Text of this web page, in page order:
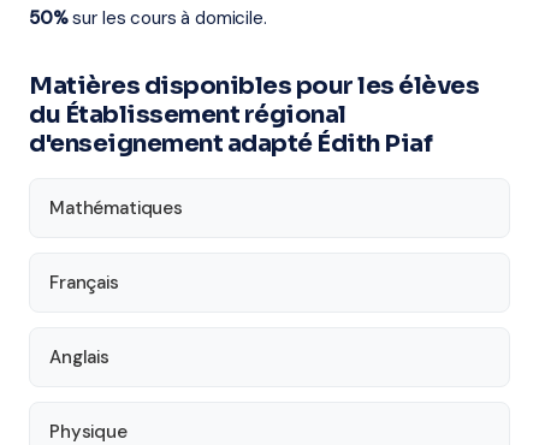
50%sur les cours à domicile.
Matières disponibles pour les élèves
du Établissement régional
d'enseignement adapté Édith Piaf
Mathématiques
Français
Anglais
Physique